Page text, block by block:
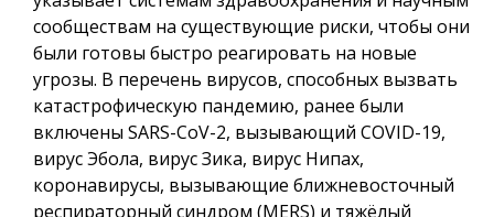
сообществам на существующие риски, чтобы они
были готовы быстро реагировать на новые
угрозы. В перечень вирусов, способных вызвать
катастрофическую пандемию, ранее были
включены SARS-CoV-2, вызывающий COVID-19,
вирус Эбола, вирус Зика, вирус Нипах,
коронавирусы, вызывающие ближневосточный
респираторный синдром (MERS) и тяжёлый